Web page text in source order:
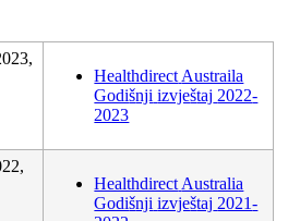
,
HealthdirectAustraila
Godišnji izvještaj 2022-
2023
,
HealthdirectAustralia
Godišnji izvještaj 2021-